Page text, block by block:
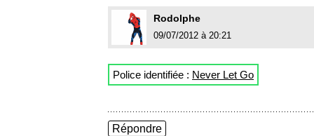
Rodolphe
09/07/2012 à 20:21
Police identifiée : Never Let Go
Répondre